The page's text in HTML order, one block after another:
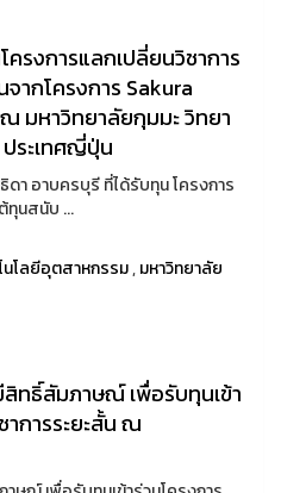
รงการแลกเปลี่ยนวิชาการ
ากโครงการ Sakura
มหาวิทยาลัยกุมมะ วิทยา
ระเทศญี่ปุ่น
า อาบครบุรี ที่ได้รับทุน โครงการ
ทุนสนับ ...
โลยีอุตสาหกรรม,มหาวิทยาลัย
ทธิ์สัมภาษณ์ เพื่อรับทุนเข้า
าการระยะสั้น ณ